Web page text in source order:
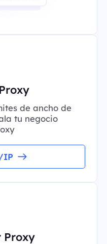
de ancho de
tu negocio
IP
Proxy